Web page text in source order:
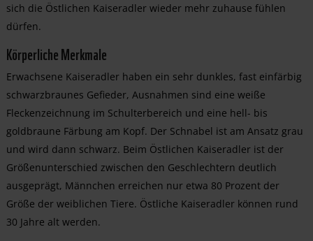
sich die Östlichen Kaiseradler wieder mehr zuhause fühlen
dürfen.
Körperliche Merkmale
Erwachsene Kaiseradler haben ein sehr dunkles, fast einfärbig
schwarzbraunes Gefieder, Ausnahmen sind eine weiße
Fleckenzeichnung im Schulterbereich und eine hell- bis
goldbraune Färbung am Kopf. Der Schnabel ist am Ansatz grau
und wird dann schwarz. Beim Östlichen Kaiseradler ist der
Größenunterschied zwischen den Geschlechtern deutlich
ausgeprägt, Männchen erreichen nur etwa 80 Prozent der
Größe der weiblichen Tiere. Östliche Kaiseradler können rund
30 Jahre alt werden.